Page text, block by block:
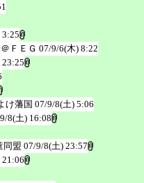
ＦＥＧ 07/9/6(木) 8:22
け藩国 07/9/8(土) 5:06
8(土) 16:08
同盟 07/9/8(土) 23:57